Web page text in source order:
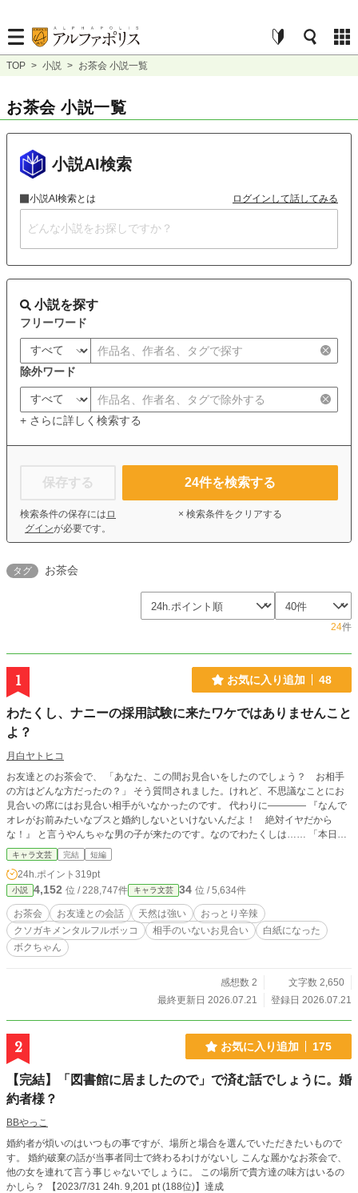
TOP > 小説 > お茶会 小説一覧
お茶会 小説一覧
小説AI検索
小説AI検索とは ログインして話してみる
小説を探す
フリーワード
除外ワード
+ さらに詳しく検索する
保存する
検索条件の保存には ロ
グインが必要です。
24件を検索する
× 検索条件をクリアする
タグ お茶会
24件
1 お気に入り追加 48
わたくし、ナニーの採用試験に来たワケではありませんこと
よ？
月白ヤトヒコ
お友達とのお茶会で、 「あなた、この間お見合いをしたのでしょう？ お相手
の方はどんな方だったの？」 そう質問されました。けれど、不思議なことにお
見合いの席にはお見合い相手がいなかったのです。 代わりに―――― 『なんで
オレがお前みたいなブスと婚約しないといけないんだよ！ 絶対イヤだから
な！』 と言うやんちゃな男の子が来たのです。なのでわたくしは…… 「本日は
お見合いに来たつもりなのですが……わたくしナニーの採用試験に来たワケでは
キャラ文芸 完結 短編
24h.ポイント 319pt
小説 4,152 位 / 228,747件 キャラ文芸 34 位 / 5,634件
お茶会 お友達との会話 天然は強い
おっとり辛辣
クソガキメンタルフルボッコ
相手のいないお見合い
白紙になった
ボクちゃん
感想数 2
文字数 2,650
最終更新日 2026.07.21
登録日 2026.07.21
2 お気に入り追加 175
【完結】「図書館に居ましたので」で済む話でしょうに。婚
約者様？
BBやっこ
婚約者が煩いのはいつもの事ですが、場所と場合を選んでいただきたいもので
す。 婚約破棄の話が当事者同士で終わるわけがないし こんな麗かなお茶会で、
他の女を連れて言う事じゃないでしょうに。 この場所で貴方達の味方はいるの
かしら？ 【2023/7/31 24h. 9,201 pt (188位)】達成